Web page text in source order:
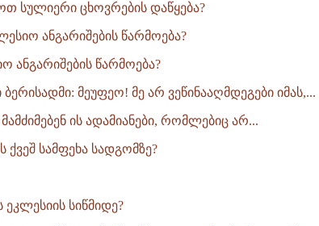
სულიერი ცხოვრების დაწყება?
ანგარიშების წარმოება?
ანგარიშების წარმოება?
მეუფეო! მე არ ვეწინააღმდეგები იმას,...
ის ადამიანები, რომლებიც არ...
ქვეშ სამფეხა სადგომზე?
სიწმიდე?